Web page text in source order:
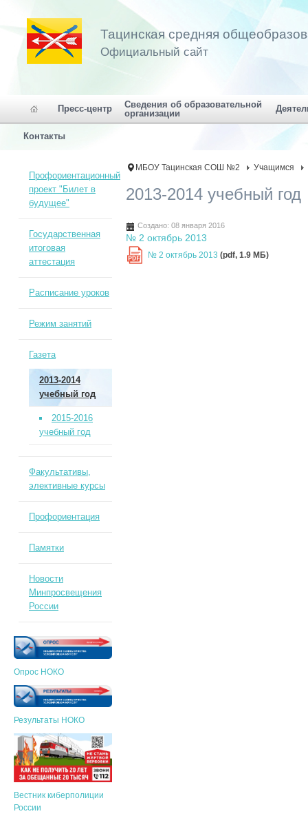
Тацинская средняя
Официальный сайт
Пресс-центр
Сведения об образовательной
организации
Контакты
МБОУ Тацинская СОШ №2 Учащимся
2013-2014 учебный год
Создано: 08 января 2016
№ 2 октябрь 2013
PDF № 2 октябрь 2013(pdf, 1.9 MБ)
Профориентационный
проект "Билет в
будущее"
Государственная
итоговая
аттестация
Расписание уроков
Режим занятий
Газета
2013-2014
учебный год
2015-2016
учебный год
Факультативы,
элективные курсы
Профориентация
Памятки
Новости
Минпросвещения
России
Опрос НОКО
Результаты НОКО
Вестник киберполиции
России